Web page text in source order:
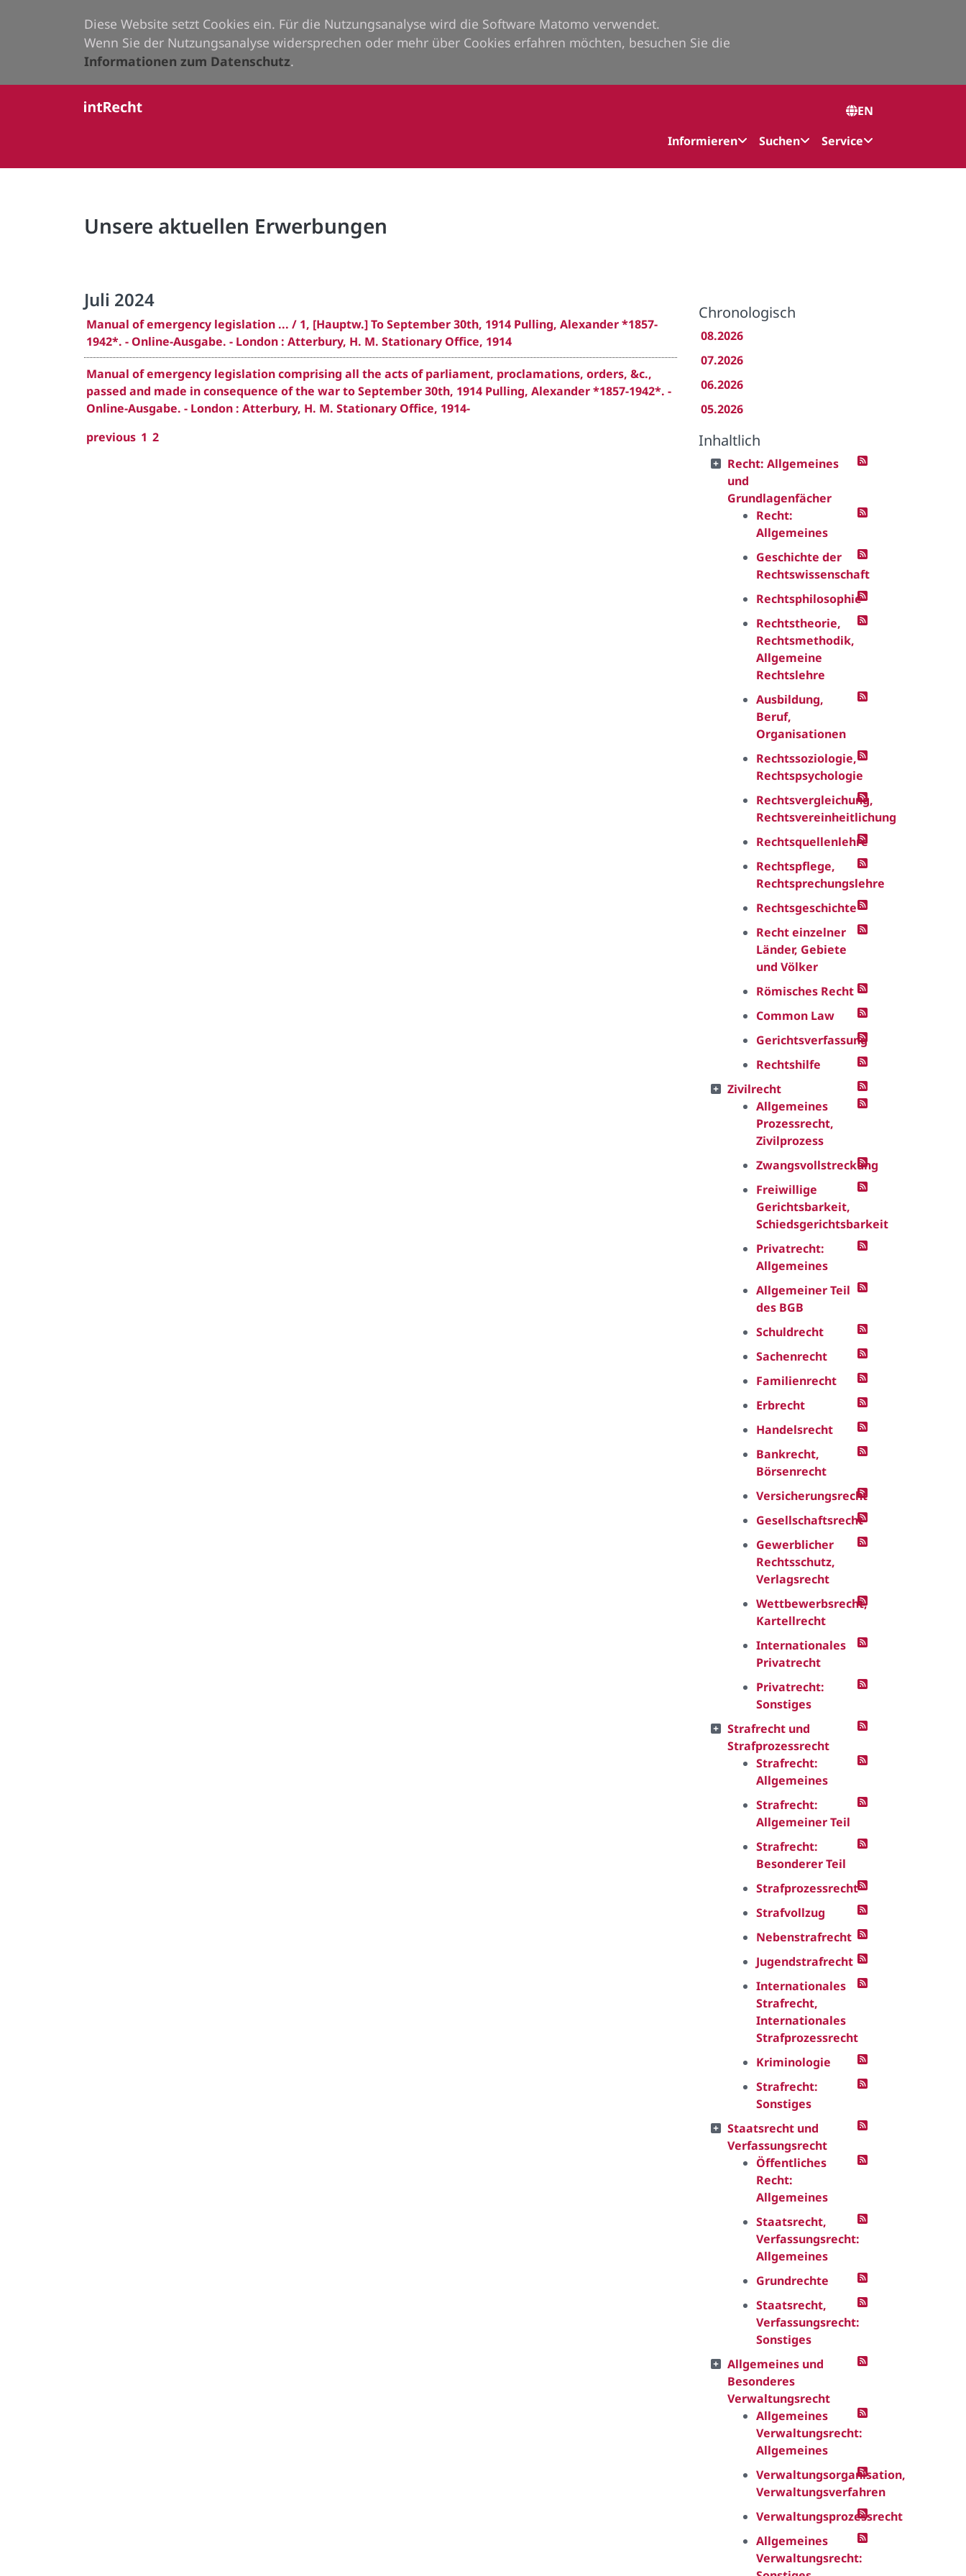
Diese Website setzt Cookies ein. Für die Nutzungsanalyse wird die Software Matomo verwendet.
Wenn Sie der Nutzungsanalyse widersprechen oder mehr über Cookies erfahren möchten, besuchen Sie die
Informationen zum Datenschutz.
EN
Informieren
Suchen Service
Unsere aktuellen Erwerbungen
Juli 2024
Manual of emergency legislation ... / 1, [Hauptw.] To September 30th, 1914 Pulling, Alexander *1857-
1942*. - Online-Ausgabe. - London : Atterbury, H. M. Stationary Office, 1914
Manual of emergency legislation comprising all the acts of parliament, proclamations, orders, &c.,
passed and made in consequence of the war to September 30th, 1914 Pulling, Alexander *1857-1942*. -
Online-Ausgabe. - London : Atterbury, H. M. Stationary Office, 1914-
previous 1 2
Chronologisch
08.2026
07.2026
06.2026
05.2026
Inhaltlich
Recht: Allgemeines
und
Grundlagenfächer
Recht:
Allgemeines
Geschichte der
Rechtswissenschaft
Rechtsphilosophie
Rechtstheorie,
Rechtsmethodik,
Allgemeine
Rechtslehre
Ausbildung,
Beruf,
Organisationen
Rechtssoziologie,
Rechtspsychologie
Rechtsvergleichung,
Rechtsvereinheitlichung
Rechtsquellenlehre
Rechtspflege,
Rechtsprechungslehre
Rechtsgeschichte
Recht einzelner
Länder, Gebiete
und Völker
Römisches Recht
Common Law
Gerichtsverfassung
Rechtshilfe
Zivilrecht
Allgemeines
Prozessrecht,
Zivilprozess
Zwangsvollstreckung
Freiwillige
Gerichtsbarkeit,
Schiedsgerichtsbarkeit
Privatrecht:
Allgemeines
Allgemeiner Teil
des BGB
Schuldrecht
Sachenrecht
Familienrecht
Erbrecht
Handelsrecht
Bankrecht,
Börsenrecht
Versicherungsrecht
Gesellschaftsrecht
Gewerblicher
Rechtsschutz,
Verlagsrecht
Wettbewerbsrecht,
Kartellrecht
Internationales
Privatrecht
Privatrecht:
Sonstiges
Strafrecht und
Strafprozessrecht
Strafrecht:
Allgemeines
Strafrecht:
Allgemeiner Teil
Strafrecht:
Besonderer Teil
Strafprozessrecht
Strafvollzug
Nebenstrafrecht
Jugendstrafrecht
Internationales
Strafrecht,
Internationales
Strafprozessrecht
Kriminologie
Strafrecht:
Sonstiges
Staatsrecht und
Verfassungsrecht
Öffentliches
Recht:
Allgemeines
Staatsrecht,
Verfassungsrecht:
Allgemeines
Grundrechte
Staatsrecht,
Verfassungsrecht:
Sonstiges
Allgemeines und
Besonderes
Verwaltungsrecht
Allgemeines
Verwaltungsrecht:
Allgemeines
Verwaltungsorganisation,
Verwaltungsverfahren
Verwaltungsprozessrecht
Allgemeines
Verwaltungsrecht: